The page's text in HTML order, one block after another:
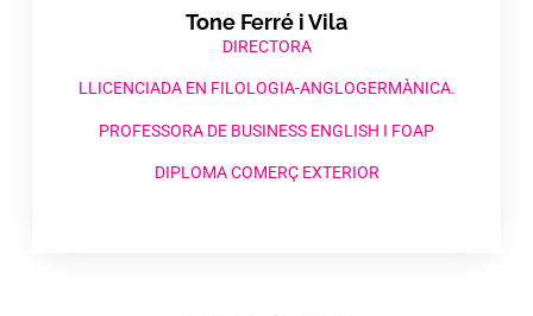
Tone Ferré i Vila​
DIRECTORA
LLICENCIADA EN FILOLOGIA-ANGLOGERMÀNICA.
PROFESSORA DE BUSINESS ENGLISH I FOAP
DIPLOMA COMERÇ EXTERIOR